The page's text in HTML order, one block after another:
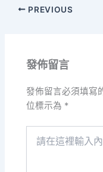
PREVIOUS
發佈留言
發佈留言必須填寫
位標示為 *